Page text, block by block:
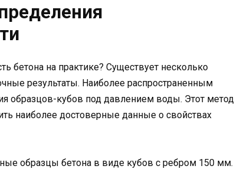
бетона на практике? Существует несколько
результаты. Наиболее распространенным
образцов-кубов под давлением воды. Этот метод
наиболее достоверные данные о свойствах
образцы бетона в виде кубов с ребром 150 мм.